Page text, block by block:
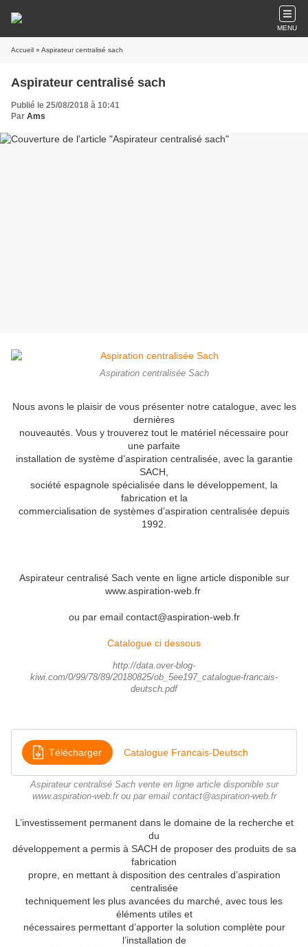
MENU
Accueil » Aspirateur centralisé sach
Aspirateur centralisé sach
Publié le 25/08/2018 à 10:41
Par Ams
Aspiration centralisée Sach
Nous avons le plaisir de vous présenter notre catalogue, avec les
dernières
nouveautés. Vous y trouverez tout le matériel nécessaire pour
une parfaite
installation de système d’aspiration centralisée, avec la garantie
SACH,
société espagnole spécialisée dans le développement, la
fabrication et la
commercialisation de systèmes d’aspiration centralisée depuis
1992.
Aspirateur centralisé Sach vente en ligne article disponible sur
www.aspiration-web.fr
ou par email contact@aspiration-web.fr
Catalogue ci dessous
http://data.over-blog-
kiwi.com/0/99/78/89/20180825/ob_5ee197_catalogue-francais-
deutsch.pdf
Télécharger Catalogue Francais-Deutsch
Aspirateur centralisé Sach vente en ligne article disponible sur
www.aspiration-web.fr ou par email contact@aspiration-web.fr
L’investissement permanent dans le domaine de la recherche et
du
développement a permis à SACH de proposer des produits de sa
fabrication
propre, en mettant à disposition des centrales d’aspiration
centralisée
techniquement les plus avancées du marché, avec tous les
éléments utiles et
nécessaires permettant d’apporter la solution complète pour
l’installation de